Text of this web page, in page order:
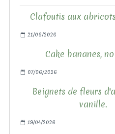
Clafoutis aux
21/06/2026
Cake bananes,
07/06/2026
Beignets de fleurs
vanille.
19/04/2026